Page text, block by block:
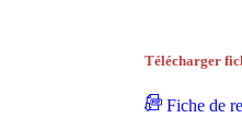
Télécharger
Fiche de